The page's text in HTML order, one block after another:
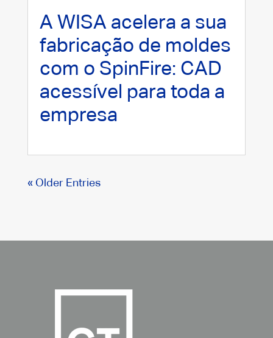
A WISA acelera a sua
fabricação de moldes
com o SpinFire: CAD
acessível para toda a
empresa
« Older Entries